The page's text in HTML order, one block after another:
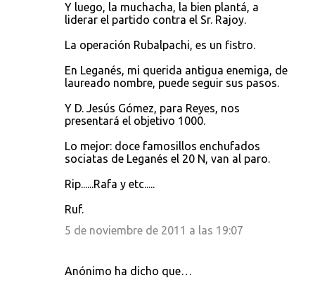
Y luego, la muchacha, la bien plantá, a
liderar el partido contra el Sr. Rajoy.
La operación Rubalpachi, es un fistro.
En Leganés, mi querida antigua enemiga, de
laureado nombre, puede seguir sus pasos.
Y D. Jesús Gómez, para Reyes, nos
presentará el objetivo 1000.
Lo mejor: doce famosillos enchufados
sociatas de Leganés el 20 N, van al paro.
Rip......Rafa y etc.....
Ruf.
5 de noviembre de 2011 a las 19:07
Anónimo ha dicho que…